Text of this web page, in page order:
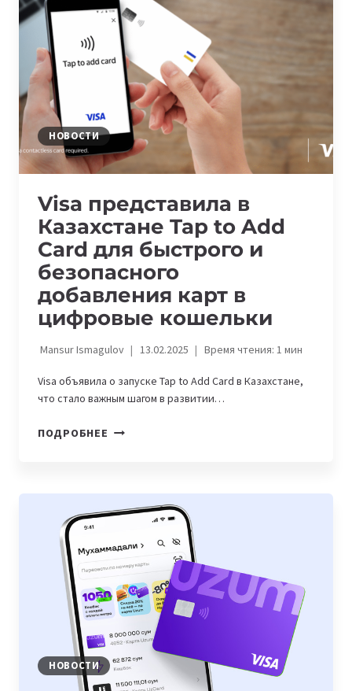
РЕГИОНАЛЬНЫМ
МЕНЕДЖЕРОМ
ЦЕНТРАЛЬНОЙ
АЗИИ
VISA
НОВОСТИ
Visa представила в
Казахстане Tap to Add
Card для быстрого и
безопасного
добавления карт в
цифровые кошельки
Mansur Ismagulov 13.02.2025 Время чтения: 1мин
Visa объявила о запуске Tap to Add Card в Казахстане,
что стало важным шагом в развитии…
ПОДРОБНЕЕ VISA
TO
CARD
ДЛЯ
БЫСТРОГО
И
БЕЗОПАСНОГО
ДОБАВЛЕНИЯ
КАРТ
В
НОВОСТИ